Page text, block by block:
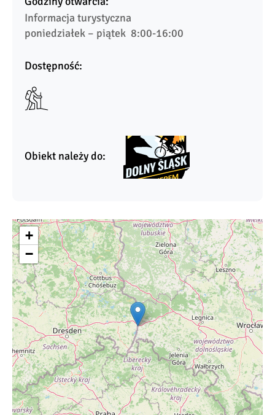
Informacja turystyczna
poniedziałek – piątek  8:00-16:00
Dostępność:
Obiekt należy do:
+
−